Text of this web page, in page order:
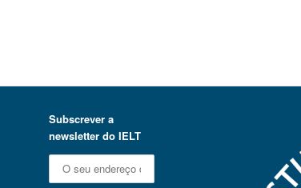
Subscrever a
newsletter do IELT